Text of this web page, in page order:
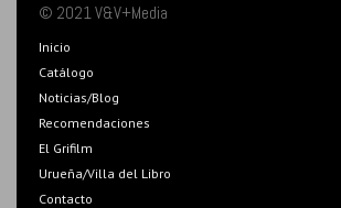
© 2021 V&V+Media
Inicio
Catálogo
Noticias/Blog
Recomendaciones
El Grifilm
Urueña/Villa del Libro
Contacto